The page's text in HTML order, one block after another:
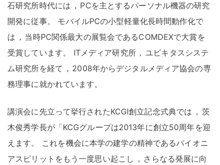
石研究所時代には ， PCを主とするパーソナル機器の研究
開発に従事。
モバイルPCの小型軽量化長時間動作化で
は ， 当時PC関係最大の展覧会であるCOMDEXで大賞を
受賞しています。 ITメディア研究所 ， ユビキタスシステ
ム研究所を経て ， 2008年からデジタルメディア協会の専
務理事に就かれています。
講演会に先立って挙行されたKCGI創立記念式典では ， 茨
木俊秀学長が「KCGグループは2013年に創立50周年を迎
えます。
これを機会に本学の建学の精神であるパイオニ
アスピリットをもう一度思い起こし ， さらなる発展に向